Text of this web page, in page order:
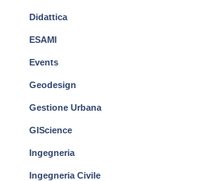
Didattica
ESAMI
Events
Geodesign
Gestione Urbana
GIScience
Ingegneria
Ingegneria Civile